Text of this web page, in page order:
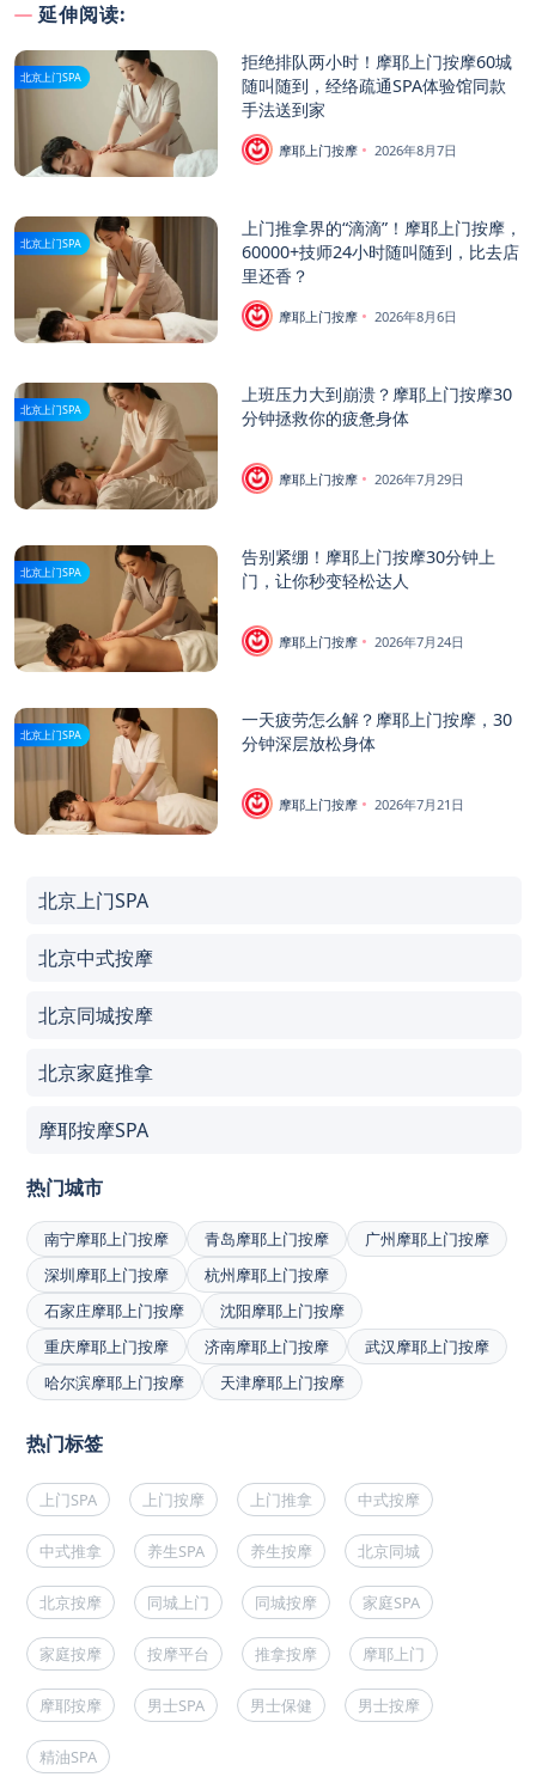
延伸阅读:
北京上门SPA
拒绝排队两小时！摩耶上门按摩60城
随叫随到，经络疏通SPA体验馆同款
手法送到家
摩耶上门按摩 2026年8月7日
北京上门SPA
上门推拿界的“滴滴”！摩耶上门按摩，
60000+技师24小时随叫随到，比去店
里还香？
摩耶上门按摩 2026年8月6日
北京上门SPA
上班压力大到崩溃？摩耶上门按摩30
分钟拯救你的疲惫身体
摩耶上门按摩 2026年7月29日
北京上门SPA
告别紧绷！摩耶上门按摩30分钟上
门，让你秒变轻松达人
摩耶上门按摩 2026年7月24日
北京上门SPA
一天疲劳怎么解？摩耶上门按摩，30
分钟深层放松身体
摩耶上门按摩 2026年7月21日
北京上门SPA
北京中式按摩
北京同城按摩
北京家庭推拿
摩耶按摩SPA
热门城市
南宁摩耶上门按摩 青岛摩耶上门按摩
广州摩耶上门按摩
深圳摩耶上门按摩
杭州摩耶上门按摩
石家庄摩耶上门按摩
沈阳摩耶上门按摩
重庆摩耶上门按摩
济南摩耶上门按摩
武汉摩耶上门按摩
哈尔滨摩耶上门按摩
天津摩耶上门按摩
热门标签
上门SPA 上门按摩 上门推拿 中式按摩
中式推拿 养生SPA 养生按摩 北京同城
北京按摩 同城上门 同城按摩 家庭SPA
家庭按摩 按摩平台 推拿按摩 摩耶上门
摩耶按摩 男士SPA 男士保健 男士按摩
精油SPA